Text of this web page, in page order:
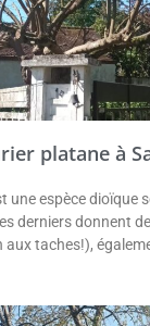
platane à
une espèce dioïque
derniers donnent
taches!),